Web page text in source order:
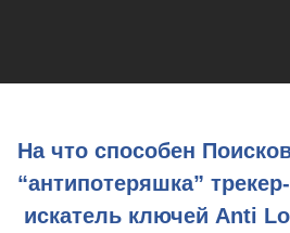
На что способен
“антипотеряшка”
искатель ключей Anti